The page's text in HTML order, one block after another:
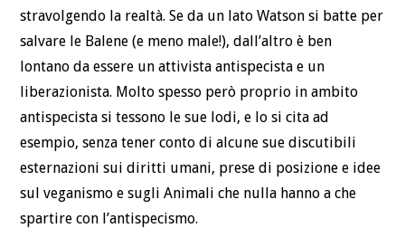
stravolgendo la realtà. Se da un lato Watson si batte per
salvare le Balene (e meno male!), dall’altro è ben
lontano da essere un attivista antispecista e un
liberazionista. Molto spesso però proprio in ambito
antispecista si tessono le sue lodi, e lo si cita ad
esempio, senza tener conto di alcune sue discutibili
esternazioni sui diritti umani, prese di posizione e idee
sul veganismo e sugli Animali che nulla hanno a che
spartire con l’antispecismo.